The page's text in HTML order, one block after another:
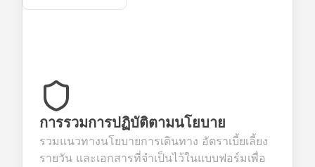
การรวมการปฏิบัติตามนโยบาย
รวมแนวทางนโยบายการเดินทาง อัตราเบี้ยเลี้ยง
รายวัน และเอกสารที่จำเป็นไว้ในแบบฟอร์มเพื่อ